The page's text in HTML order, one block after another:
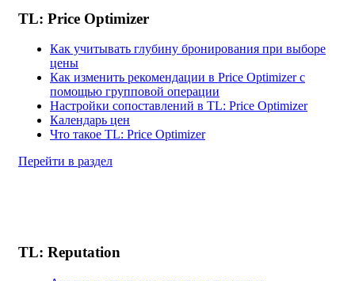
TL: Price Optimizer
Как учитывать глубину бронирования при выборе
цены
Как изменить рекомендации в Price Optimizer с
помощью групповой операции
Настройки сопоставлений в TL: Price Optimizer
Календарь цен
Что такое TL: Price Optimizer
Перейти в раздел
TL: Reputation